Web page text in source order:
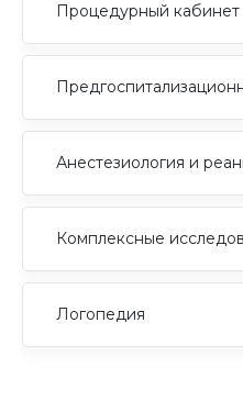
Процедурный кабинет
Анестезиология и
Комплексные
Логопедия